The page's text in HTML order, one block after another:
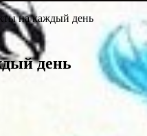
на каждый день
день